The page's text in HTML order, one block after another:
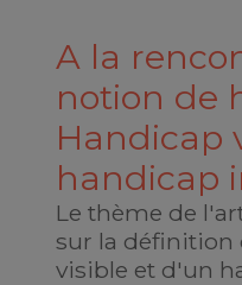
A la
notion de
Handicap
handicap
Le thème de
sur la
visible et d'un